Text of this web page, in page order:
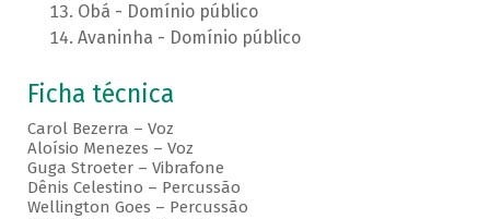
Obá - Domínio público
Avaninha - Domínio público
Ficha técnica
Carol Bezerra – Voz
Aloísio Menezes – Voz
Guga Stroeter – Vibrafone
Dênis Celestino – Percussão
Wellington Goes – Percussão